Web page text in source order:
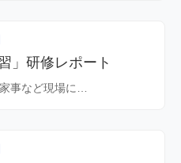
」研修レポート
事など現場に…